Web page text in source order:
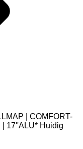
| COMFORT-
| 17''ALU* Huidig